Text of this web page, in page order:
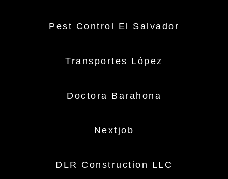
Pest Control El Salvador
Transportes López
Doctora Barahona
Nextjob
DLR Construction LLC